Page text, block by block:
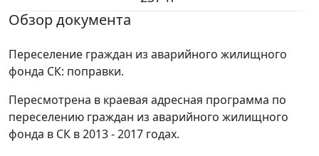
Обзор документа
Переселение граждан из аварийного жилищного
фонда СК: поправки.
Пересмотрена в краевая адресная программа по
переселению граждан из аварийного жилищного
фонда в СК в 2013 - 2017 годах.